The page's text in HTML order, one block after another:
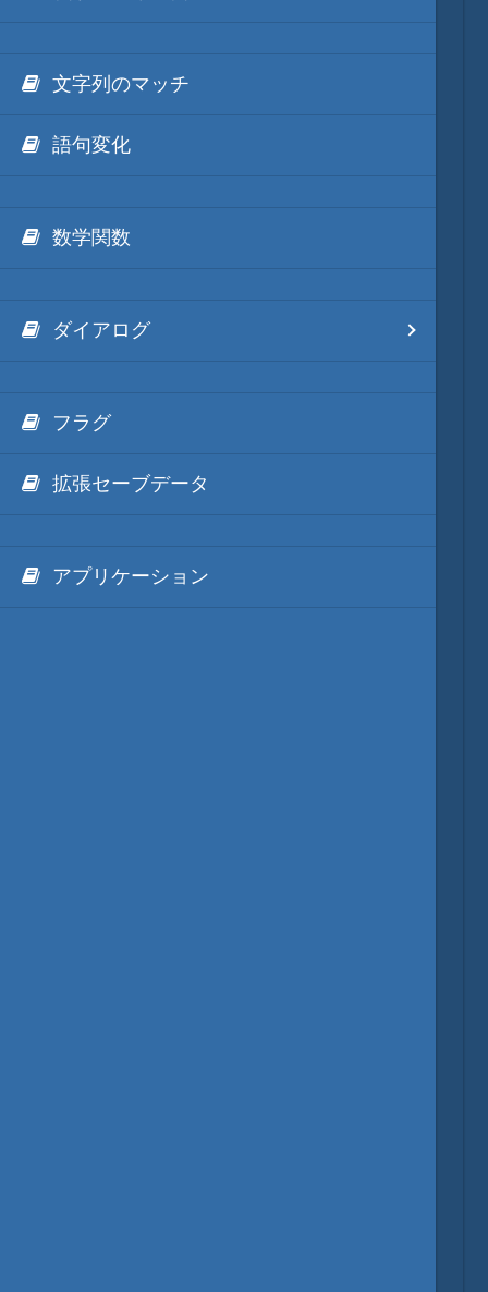
文字列のマッチ
語句変化
数学関数
ダイアログ
フラグ
拡張セーブデータ
アプリケーション